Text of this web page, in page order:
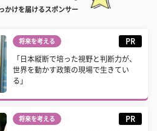
かけを届けるスポンサー
将来を考える PR
「日本縦断で培った視野と判断力が、
世界を動かす政策の現場で生きてい
る」
将来を考える PR